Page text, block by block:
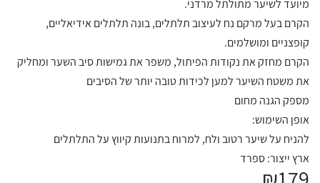
לשיער מתולתל מרדני.
בעל מרקם נח לעיצוב תלתלים, בונה תלתלים אידיאליים,
ומושלמים.
מחזק את נקודות הפיתול, משפר את גמישות סיב השער ומחליק
משטח השיער למען לכידות טובה יותר של הסיבים
הגנה מחום
השימוש:
על שיער רטוב ולח, למרוח בתנועות קיווץ על התלתלים
ייצור: ספרד